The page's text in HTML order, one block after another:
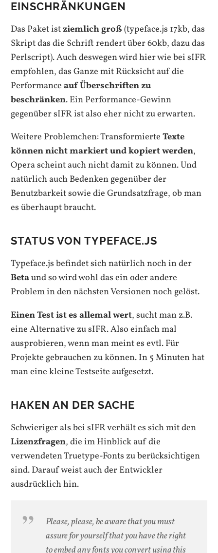
EINSCHRÄNKUNGEN
Das Paket istziemlich groß(typeface.js 17kb, das
Skript das die Schrift rendert über 60kb, dazu das
Perlscript). Auch deswegen wird hier wie bei sIFR
empfohlen, das Ganze mit Rücksicht auf die
Performanceauf Überschriften zu
beschränken. Ein Performance-Gewinn
gegenüber sIFR ist also eher nicht zu erwarten.
Weitere Problemchen: TransformierteTexte
können nicht markiert und kopiert werden,
Opera scheint auch nicht damit zu können. Und
natürlich auch Bedenken gegenüber der
Benutzbarkeit sowie die Grundsatzfrage, ob man
es überhaupt braucht.
STATUS VON TYPEFACE.JS
Typeface.js befindet sich natürlich noch in der
Betaund so wird wohl das ein oder andere
Problem in den nächsten Versionen noch gelöst.
Einen Test ist es allemal wert, sucht man z.B.
eine Alternative zu sIFR. Also einfach mal
ausprobieren, wenn man meint es evtl. Für
Projekte gebrauchen zu können. In 5 Minuten hat
man eine kleine Testseite aufgesetzt.
HAKEN AN DER SACHE
Schwieriger als bei sIFR verhält es sich mit den
Lizenzfragen, die im Hinblick auf die
verwendeten Truetype-Fonts zu berücksichtigen
sind. Darauf weist auch der Entwickler
ausdrücklich hin.
Please, please, be aware that you must
assure for yourself that you have the right
to embed any fonts you convert using this